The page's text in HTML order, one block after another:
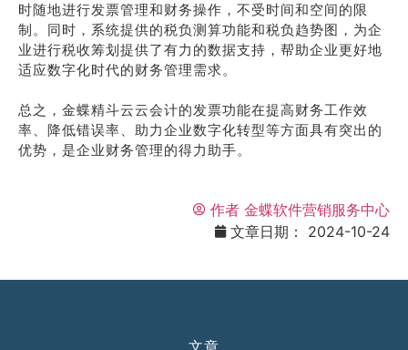
时随地进行发票管理和财务操作，不受时间和空间的限
制。同时，系统提供的税负测算功能和税负趋势图，为企
业进行税收筹划提供了有力的数据支持，帮助企业更好地
适应数字化时代的财务管理需求。
总之，金蝶精斗云云会计的发票功能在提高财务工作效
率、降低错误率、助力企业数字化转型等方面具有突出的
优势，是企业财务管理的得力助手。
作者 金蝶软件营销服务中心
文章日期：
2024-10-24
文章